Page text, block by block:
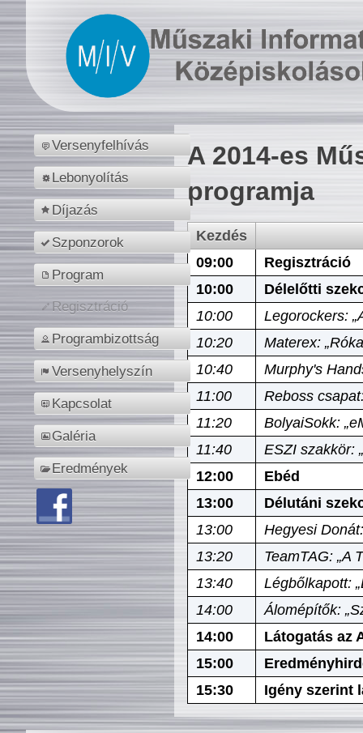
Versenyfelhívás
Lebonyolítás
Díjazás
Szponzorok
Program
Regisztráció
Programbizottság
Versenyhelyszín
Kapcsolat
Galéria
Eredmények
A 2014-es
programja
Kezdés
09:00
Regisztráció
10:00
Délelőtti
10:00
Legorockers:
10:20
Materex:
10:40
Murphy's
11:00
Reboss
11:20
BolyaiSokk:
11:40
ESZI szakkör:
12:00
Ebéd
13:00
Délutáni
13:00
Hegyesi
13:20
TeamTAG: „A
13:40
Légbőlkapott:
14:00
Álomépítők:
14:00
Látogatás az
15:00
15:30
Igény szerint